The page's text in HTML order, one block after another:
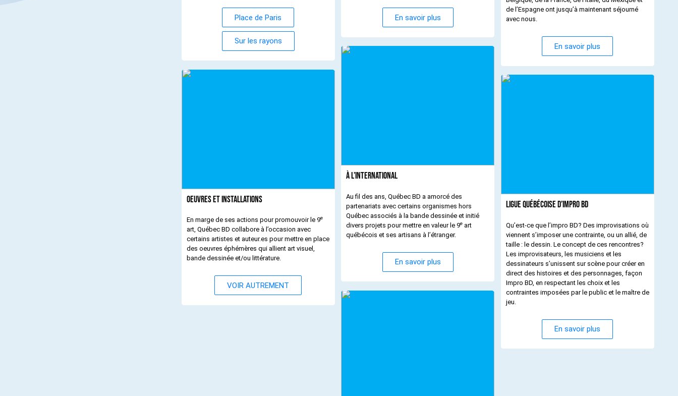
Place de Paris
Sur les rayons
Oeuvres et installations
En marge de ses actions pour promouvoir le 9e
art, Québec BD collabore à l’occasion avec
certains artistes et auteur.es pour mettre en place
des oeuvres éphémères qui allient art visuel,
bande dessinée et/ou littérature.
VOIR AUTREMENT
En savoir plus
À l’international
Au fil des ans, Québec BD a amorcé des
partenariats avec certains organismes hors
Québec associés à la bande dessinée et initié
divers projets pour mettre en valeur le 9e art
québécois et ses artisans à l’étranger.
En savoir plus
de l’Espagne ont jusqu’à maintenant séjourné
avec nous.
En savoir plus
Ligue québécoise d’Impro BD
Qu’est-ce que l’impro BD? Des improvisations où
viennent s’imposer une contrainte, ou un allié, de
taille : le dessin. Le concept de ces rencontres?
Les improvisateurs, les musiciens et les
dessinateurs s’unissent sur scène pour créer en
direct des histoires et des personnages, façon
Impro BD, en respectant les choix et les
contraintes imposées par le public et le maître de
jeu.
En savoir plus